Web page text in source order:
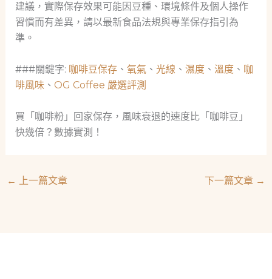
建議，實際保存效果可能因豆種、環境條件及個人操作
習慣而有差異，請以最新食品法規與專業保存指引為
準。
###關鍵字: 咖啡豆保存、 氧氣、 光線 、 濕度、 溫度、 咖
啡風味、 OG Coffee 嚴選評測
買「咖啡粉」回家保存，風味衰退的速度比「咖啡豆」
快幾倍？數據實測！
← 上一篇文章 下一篇文章 →